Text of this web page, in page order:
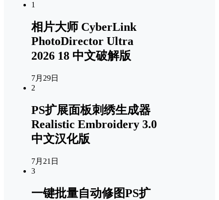
1
相片大师 CyberLink
PhotoDirector Ultra
2026 18 中文破解版
7月29日
2
PS扩展面板刺绣生成器
Realistic Embroidery 3.0
中文汉化版
7月21日
3
一键批量自动修图PS扩